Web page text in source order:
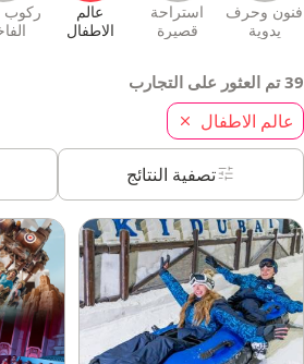
فنون وحرف
يدوية
استراحة
قصيرة
عالم
الاطفال
ركوب
39 تم العثور على التجارب
عالم الاطفال
تصفية النتائج